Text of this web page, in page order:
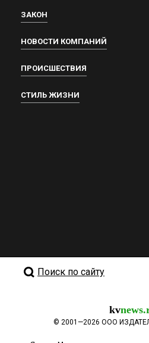
ЗАКОН
НОВОСТИ КОМПАНИЙ
ПРОИСШЕСТВИЯ
СТИЛЬ ЖИЗНИ
Поиск по сайту
kv
© 2001—2026 ООО